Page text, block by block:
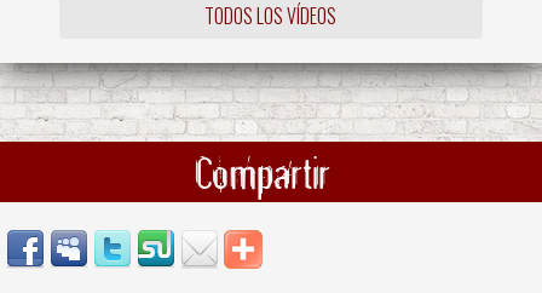
TODOS LOS VÍDEOS
Compartir